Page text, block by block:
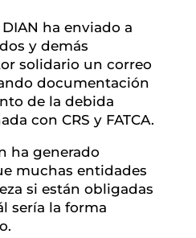
ha enviado a
y demás
solidario un correo
documentación
de la debida
con CRS y FATCA.
ha generado
muchas entidades
si están obligadas
sería la forma